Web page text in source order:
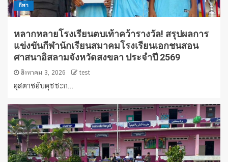
กีฬา
หลากหลายโรงเรียนตบเท้าคว้ารางวัล! สรุปผลการ
แข่งขันกีฬานักเรียนสมาคมโรงเรียนเอกชนสอน
ศาสนาอิสลามจังหวัดสงขลา ประจำปี 2569
สิงหาคม 3, 2026 test
อุสตาซอับดุชชะก...